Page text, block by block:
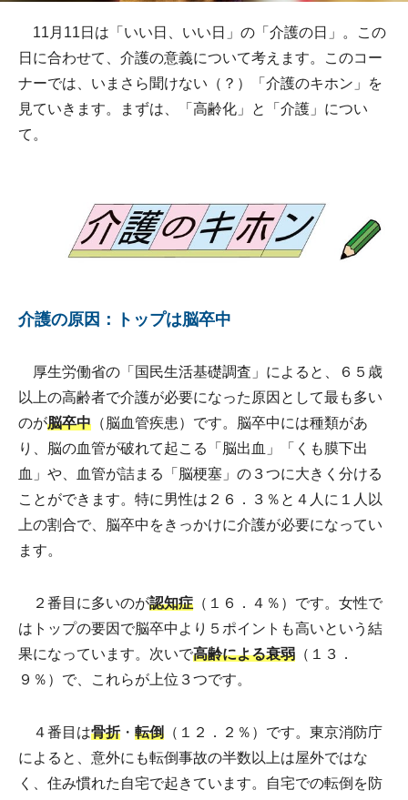
11月11日は「いい日、いい日」の「介護の日」。この
日に合わせて、介護の意義について考えます。このコー
ナーでは、いまさら聞けない（？）「介護のキホン」を
見ていきます。まずは、「高齢化」と「介護」につい
て。
介護の原因：トップは脳卒中
厚生労働省の「国民生活基礎調査」によると、６５歳
以上の高齢者で介護が必要になった原因として最も多い
のが脳卒中 （脳血管疾患）です。脳卒中には種類があ
り、脳の血管が破れて起こる「脳出血」「くも膜下出
血」や、血管が詰まる「脳梗塞」の３つに大きく分ける
ことができます。特に男性は２６．３％と４人に１人以
上の割合で、脳卒中をきっかけに介護が必要になってい
ます。
２番目に多いのが認知症 （１６．４％）です。女性で
はトップの要因で脳卒中より５ポイントも高いという結
果になっています。次いで高齢による衰弱 （１３．
９％）で、これらが上位３つです。
４番目は骨折・ 転倒 （１２．２％）です。東京消防庁
によると、意外にも転倒事故の半数以上は屋外ではな
く、住み慣れた自宅で起きています。自宅での転倒を防